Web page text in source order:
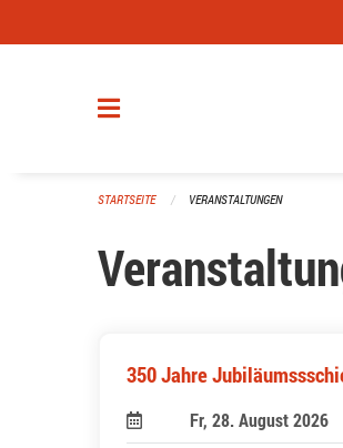
STARTSEITE VERANSTALTUNGEN
350 Jahre
Fr, 28. August 2026